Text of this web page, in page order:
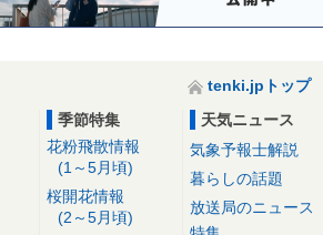
tenki.jpトップ
季節特集
花粉飛散情報
(1～5月頃)
桜開花情報
(2～5月頃)
天気ニュース
気象予報士解説
暮らしの話題
放送局のニュース